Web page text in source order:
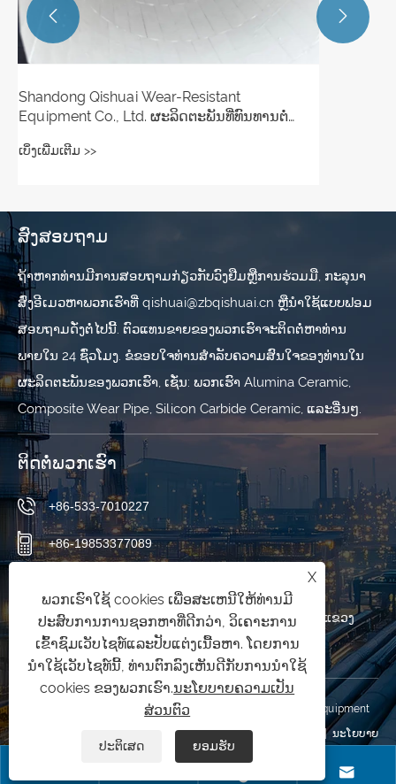
 
ສົ່ງສອບຖາມ
ຖ້າ​ຫາກ​ທ່ານ​ມີ​ການ​ສອບ​ຖາມ​ກ່ຽວ​ກັບ​ວົງ​ຢືມ​ຫຼື​ການ​ຮ່ວມ​ມື​, ກະ​ລຸ​ນາ​
ສົ່ງ​ອີ​ເມວ​ຫາ​ພວກ​ເຮົາ​ທີ່ qishuai@zbqishuai.cn ຫຼື​ນໍາ​ໃຊ້​ແບບ​ຟອມ​
ສອບ​ຖາມ​ດັ່ງ​ຕໍ່​ໄປ​ນີ້​. ຕົວແທນຂາຍຂອງພວກເຮົາຈະຕິດຕໍ່ຫາທ່ານ
ພາຍໃນ 24 ຊົ່ວໂມງ. ຂໍຂອບໃຈທ່ານສໍາລັບຄວາມສົນໃຈຂອງທ່ານໃນ
ຜະລິດຕະພັນຂອງພວກເຮົາ, ເຊັ່ນ: ພວກເຮົາ Alumina Ceramic,
Composite Wear Pipe, Silicon Carbide Ceramic, ແລະອື່ນໆ.
ຕິດ​ຕໍ່​ພວກ​ເຮົາ
+86-533-7010227
+86-19853377089
ສວນອຸດສາຫະ ກຳ Phoenix, ເມືອງ Linzi, ເມືອງ Zibo, ແຂວງ
Shandong, ຈີນ
ສະຫງວນລິຂະສິດ © 2025 Shandong Qishuai Wear Resistant Equipment
Co., Ltd. ສະຫງວນລິຂະສິດທັງໝົດ.Links|Sitemap |ນະໂຍບາຍ
ຄວາມເປັນສ່ວນຕົວ

X
ພວກເຮົາໃຊ້ cookies ເພື່ອສະເຫນີໃຫ້ທ່ານມີ
ປະສົບການການຊອກຫາທີ່ດີກວ່າ, ວິເຄາະການ
ເຂົ້າຊົມເວັບໄຊທ໌ແລະປັບແຕ່ງເນື້ອຫາ. ໂດຍການ
ນໍາໃຊ້ເວັບໄຊທ໌ນີ້, ທ່ານຕົກລົງເຫັນດີກັບການນໍາໃຊ້
cookies ຂອງພວກເຮົາ.ນະໂຍບາຍຄວາມເປັນ
ສ່ວນຕົວ
ປະຕິເສດ ຍອມຮັບ